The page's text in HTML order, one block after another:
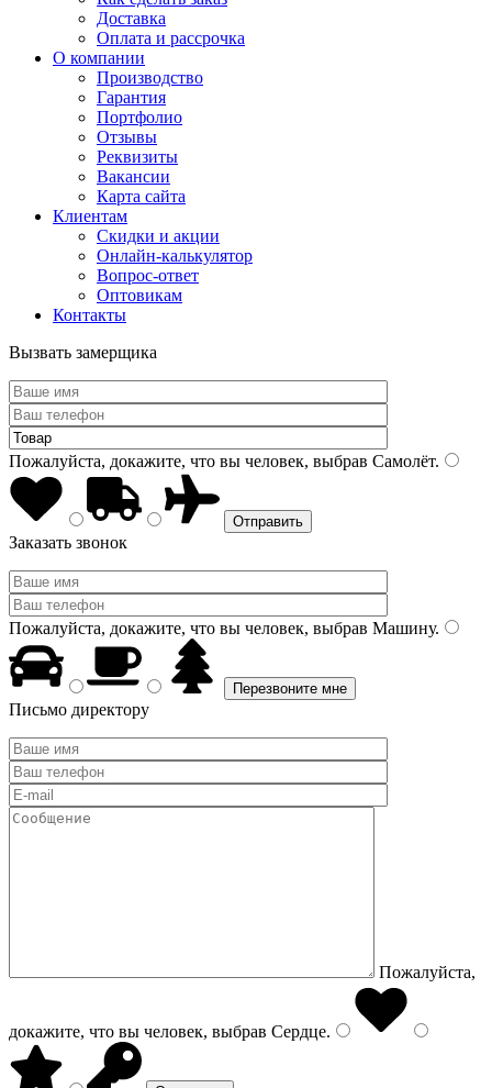
Доставка
Оплата и рассрочка
О компании
Производство
Гарантия
Портфолио
Отзывы
Реквизиты
Вакансии
Карта сайта
Клиентам
Скидки и акции
Онлайн-калькулятор
Вопрос-ответ
Оптовикам
Контакты
Вызвать замерщика
Пожалуйста, докажите, что вы человек, выбрав Самолёт.
Заказать звонок
Пожалуйста, докажите, что вы человек, выбрав Машину.
Письмо директору
Пожалуйста,
докажите, что вы человек, выбрав Сердце.